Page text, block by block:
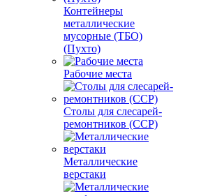
Контейнеры
металлические
мусорные (ТБО)
(Пухто)
Рабочие места
Столы для слесарей-
ремонтников (ССР)
Металлические
верстаки